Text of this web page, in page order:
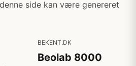
side kan være genereret
BEKENT.DK
Beolab 8000